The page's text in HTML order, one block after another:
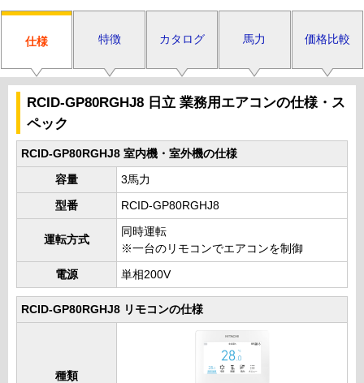
仕様 特徴 カタログ 馬力 価格比較
RCID-GP80RGHJ8 日立 業務用エアコンの仕様・ス
ペック
RCID-GP80RGHJ8 室内機・室外機の仕様
容量 3馬力
型番 RCID-GP80RGHJ8
運転方式
同時運転
※一台のリモコンでエアコンを制御
電源 単相200V
RCID-GP80RGHJ8 リモコンの仕様
種類